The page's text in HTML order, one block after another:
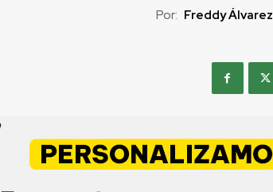
Por: Freddy Álvarez